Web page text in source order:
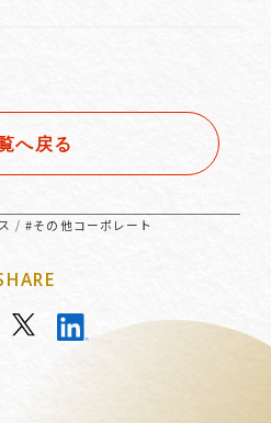
へ戻る
/#その他コーポレート